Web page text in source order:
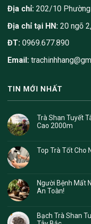
Địa chỉ: 202/10 Phường
Địa chỉ tại HN: 20 ngõ
ĐT: 0969.677.890
Email:
TIN MỚI NHẤT
Trà Shan Tuyết
Cao 2000m
Top Trà Tốt Cho
Người Bệnh Mất
An Toàn!
Bạch Trà Shan